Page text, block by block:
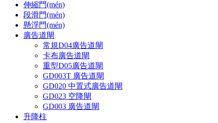
伸縮門(mén)
段滑門(mén)
懸浮門(mén)
廣告道閘
常規D04廣告道閘
卡布廣告道閘
重型D05廣告道閘
GD003T 廣告道閘
GD020 中置式廣告道閘
GD023 空降閘
GD003 廣告道閘
升降柱